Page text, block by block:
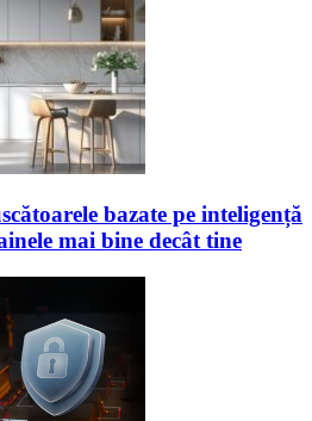
bazate pe inteligență
mai bine decât tine